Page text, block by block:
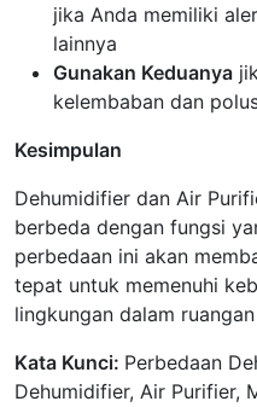
jika Anda memiliki
lainnya
Gunakan Keduanya
kelembaban dan
Kesimpulan
Dehumidifier dan Air
berbeda dengan fungsi
perbedaan ini akan
tepat untuk memenuhi
lingkungan dalam
Kata Kunci: Perbedaan
Dehumidifier, Air Purifier,